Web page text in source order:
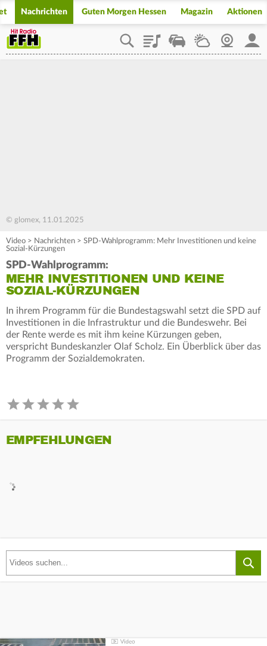
Nachrichten Guten Morgen Hessen Magazin Aktionen
PlaylistStaupilotWetterWebcam
© glomex, 11.01.2025
Video > Nachrichten > SPD-Wahlprogramm: Mehr Investitionen und keine
Sozial-Kürzungen
SPD-Wahlprogramm:
MEHR INVESTITIONEN UND KEINE
SOZIAL-KÜRZUNGEN
In ihrem Programm für die Bundestagswahl setzt die SPD auf
Investitionen in die Infrastruktur und die Bundeswehr. Bei
der Rente werde es mit ihm keine Kürzungen geben,
verspricht Bundeskanzler Olaf Scholz. Ein Überblick über das
Programm der Sozialdemokraten.
EMPFEHLUNGEN